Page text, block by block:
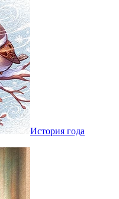
История года